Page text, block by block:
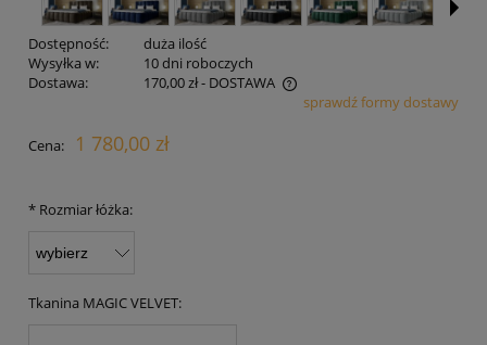
Dostępność:
duża ilość
Wysyłka w:
10 dni roboczych
Dostawa:
170,00 zł- DOSTAWA
Cena nie zawiera ewentualnych kosztów płatnościsprawdź formy dostawy
Cena: 1 780,00 zł
* Rozmiar łóżka:
Tkanina MAGIC VELVET: